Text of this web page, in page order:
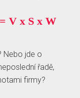
V x S x W
Nebo jde o
řadě,
firmy?